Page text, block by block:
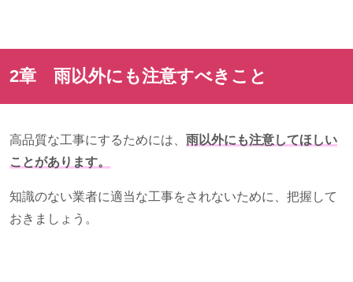
2章 雨以外にも注意すべきこと
高品質な工事にするためには、 雨以外にも注意してほしい
ことがあります。
知識のない業者に適当な工事をされないために、把握して
おきましょう。